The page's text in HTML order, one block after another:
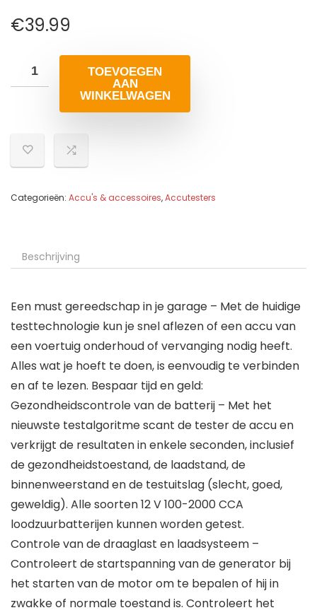
€39.99
TOEVOEGEN
AAN
WINKELWAGEN
Categorieën: Accu's & accessoires,Accutesters
Beschrijving
Een must gereedschap in je garage – Met de huidige
testtechnologie kun je snel aflezen of een accu van
een voertuig onderhoud of vervanging nodig heeft.
Alles wat je hoeft te doen, is eenvoudig te verbinden
en af te lezen. Bespaar tijd en geld:
Gezondheidscontrole van de batterij – Met het
nieuwste testalgoritme scant de tester de accu en
verkrijgt de resultaten in enkele seconden, inclusief
de gezondheidstoestand, de laadstand, de
binnenweerstand en de testuitslag (slecht, goed,
geweldig). Alle soorten 12 V 100-2000 CCA
loodzuurbatterijen kunnen worden getest.
Controle van de draaglast en laadsysteem –
Controleert de startspanning van de generator bij
het starten van de motor om te bepalen of hij in
zwakke of normale toestand is. Controleert het